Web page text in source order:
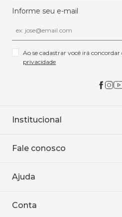
Informe seu e-mail
Ao se cadastrar você irá concordar
privacidade
Institucional
Onde encontrar
Baixe o APP
Fale conosco
WhatsApp
Ajuda
Política de entrega
Conta